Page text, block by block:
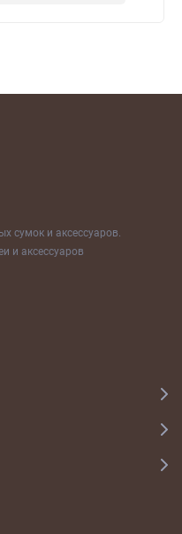
сумок и аксессуаров.
и аксессуаров